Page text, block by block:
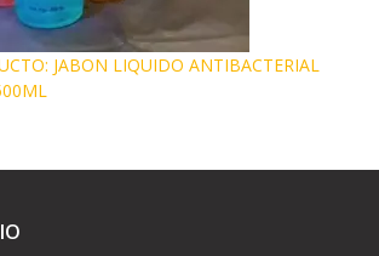
JABON LIQUIDO ANTIBACTERIAL